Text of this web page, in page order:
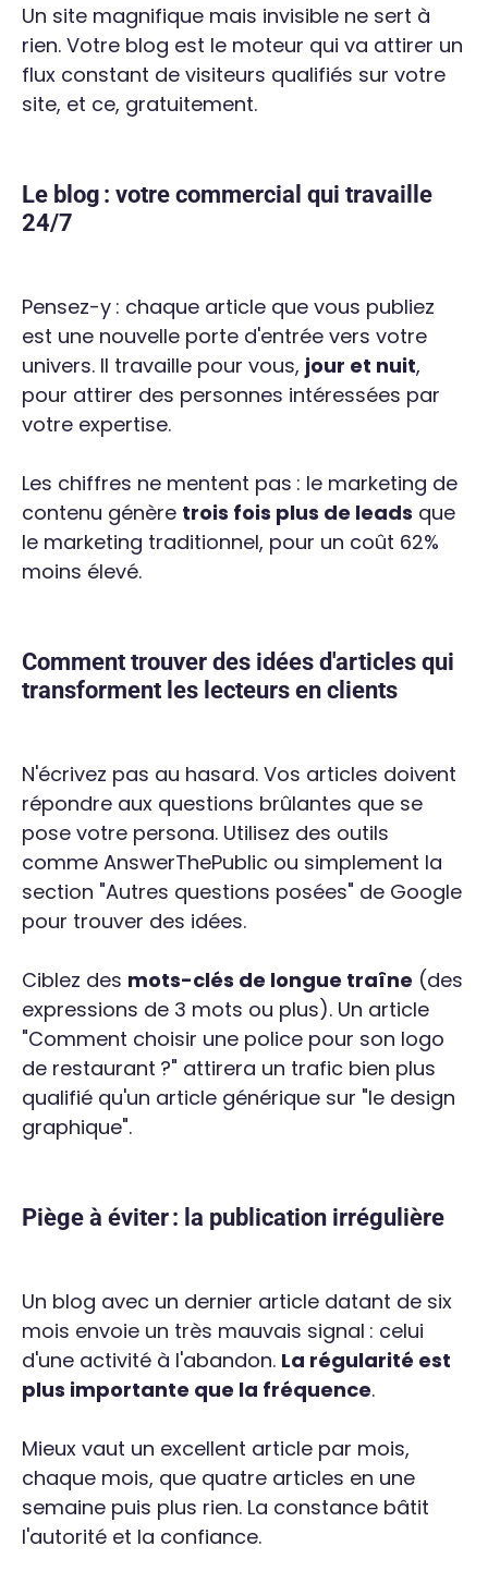
Un site magnifique mais invisible ne sert à
rien. Votre blog est le moteur qui va attirer un
flux constant de visiteurs qualifiés sur votre
site, et ce, gratuitement.
Le blog : votre commercial qui travaille
24/7
Pensez-y : chaque article que vous publiez
est une nouvelle porte d'entrée vers votre
univers. Il travaille pour vous, jour et nuit,
pour attirer des personnes intéressées par
votre expertise.
Les chiffres ne mentent pas : le marketing de
contenu génère trois fois plus de leads que
le marketing traditionnel, pour un coût 62%
moins élevé.
Comment trouver des idées d'articles qui
transforment les lecteurs en clients
N'écrivez pas au hasard. Vos articles doivent
répondre aux questions brûlantes que se
pose votre persona. Utilisez des outils
comme AnswerThePublic ou simplement la
section "Autres questions posées" de Google
pour trouver des idées.
Ciblez des mots-clés de longue traîne (des
expressions de 3 mots ou plus). Un article
"Comment choisir une police pour son logo
de restaurant ?" attirera un trafic bien plus
qualifié qu'un article générique sur "le design
graphique".
Piège à éviter : la publication irrégulière
Un blog avec un dernier article datant de six
mois envoie un très mauvais signal : celui
d'une activité à l'abandon. La régularité est
plus importante que la fréquence.
Mieux vaut un excellent article par mois,
chaque mois, que quatre articles en une
semaine puis plus rien. La constance bâtit
l'autorité et la confiance.